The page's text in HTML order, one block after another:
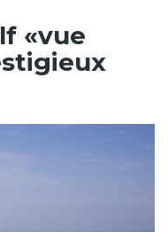
«vue